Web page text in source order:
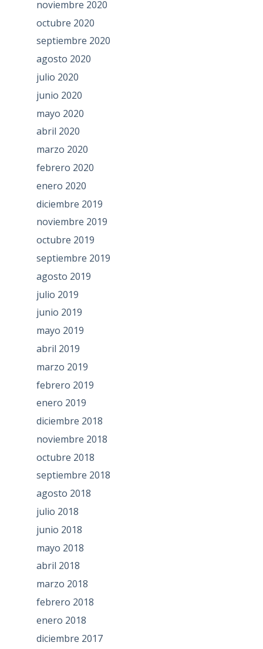
noviembre 2020
octubre 2020
septiembre 2020
agosto 2020
julio 2020
junio 2020
mayo 2020
abril 2020
marzo 2020
febrero 2020
enero 2020
diciembre 2019
noviembre 2019
octubre 2019
septiembre 2019
agosto 2019
julio 2019
junio 2019
mayo 2019
abril 2019
marzo 2019
febrero 2019
enero 2019
diciembre 2018
noviembre 2018
octubre 2018
septiembre 2018
agosto 2018
julio 2018
junio 2018
mayo 2018
abril 2018
marzo 2018
febrero 2018
enero 2018
diciembre 2017